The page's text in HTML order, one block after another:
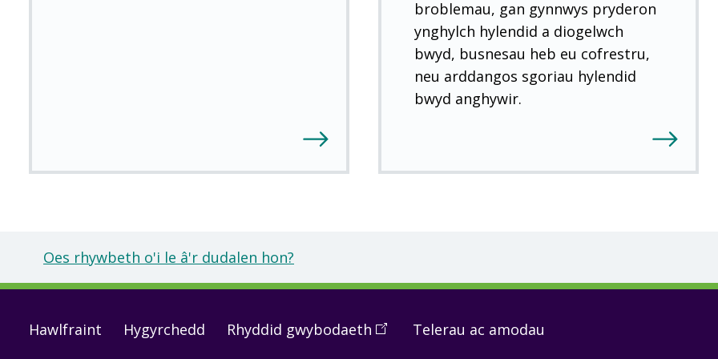
broblemau, gan gynnwys pryderon
ynghylch hylendid a diogelwch
bwyd, busnesau heb eu cofrestru,
neu arddangos sgoriau hylendid
bwyd anghywir.
Oes rhywbeth o'i le â'r dudalen hon?
Footer
Hawlfraint Hygyrchedd Rhyddid gwybodaeth (OpenTelerau ac amodau